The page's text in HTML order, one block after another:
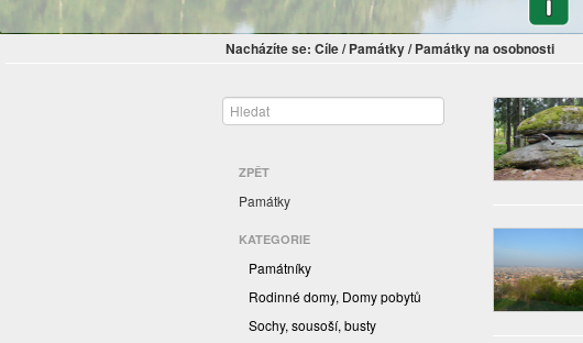
Nacházíte se: Cíle/ Památky/ Památky na osobnosti
ZPĚT
Památky
KATEGORIE
Památníky
Rodinné domy, Domy pobytů
Sochy, sousoší, busty